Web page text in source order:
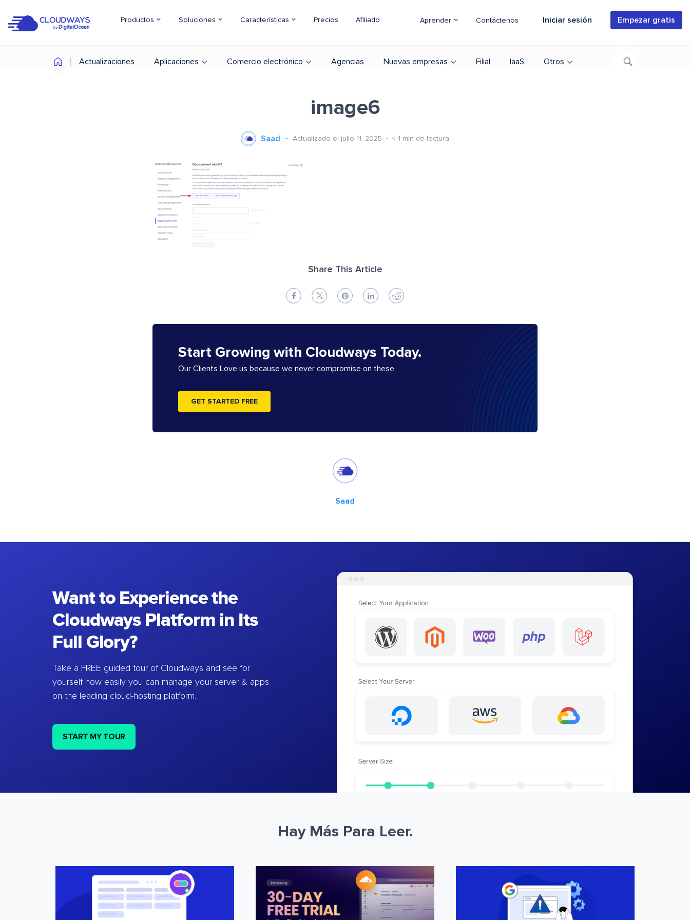
Productos Soluciones Características Precios Afiliado Aprender Contáctenos Iniciar sesión Empezar gratis
Actualizaciones Aplicaciones Comercio electrónico Agencias Nuevas empresas Filial IaaS Otros
image6
Saad Actualizado el julio 11, 2025 < 1 min de lectura
Share This Article
Start Growing with Cloudways Today.
Our Clients Love us because we never compromise on these
GET STARTED FREE
Saad
Want to Experience the
Cloudways Platform in Its
Full Glory?
Take a FREE guided tour of Cloudways and see for
yourself how easily you can manage your server & apps
on the leading cloud-hosting platform.
START MY TOUR
Hay Más Para Leer.